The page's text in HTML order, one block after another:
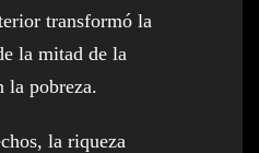
transformó la
la mitad de la
la pobreza.
la riqueza